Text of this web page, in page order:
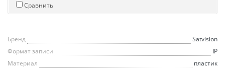
Сравнить
Бренд
Satvision
Формат записи
IP
Материал
пластик